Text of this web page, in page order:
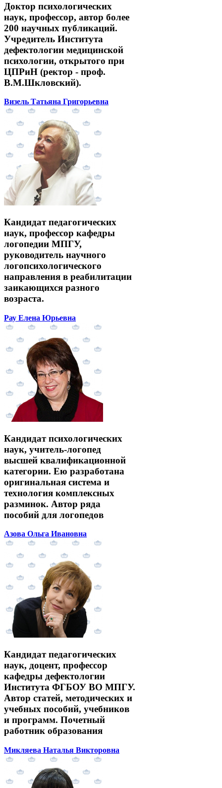
Доктор психологических
наук, профессор, автор более
200 научных публикаций.
Учредитель Института
дефектологии медицинской
психологии, открытого при
ЦПРиН (ректор - проф.
В.М.Шкловский).
Визель Татьяна Григорьевна
Кандидат педагогических
наук, профессор кафедры
логопедии МПГУ,
руководитель научного
логопсихологического
направления в реабилитации
заикающихся разного
возраста.
Рау Елена Юрьевна
Кандидат психологических
наук, учитель-логопед
высшей квалификационной
категории. Ею разработана
оригинальная система и
технология комплексных
разминок. Автор ряда
пособий для логопедов
Азова Ольга Ивановна
Кандидат педагогических
наук, доцент, профессор
кафедры дефектологии
Института ФГБОУ ВО МПГУ.
Автор статей, методических и
учебных пособий, учебников
и программ. Почетный
работник образования
Микляева Наталья Викторовна